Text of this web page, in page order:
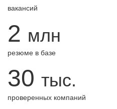
вакансий
2 млн
резюме в базе
30 тыс.
проверенных компаний